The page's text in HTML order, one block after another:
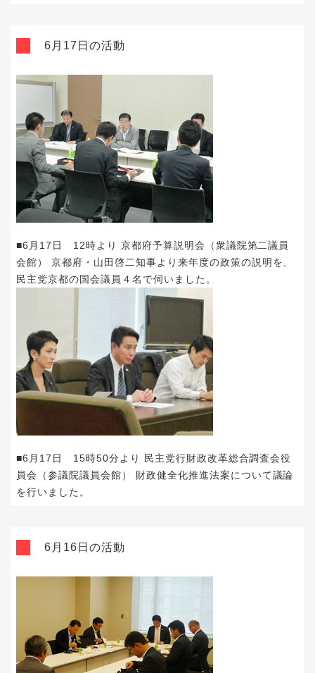
6月17日の活動
■6月17日 12時より 京都府予算説明会（衆議院第二議員
会館） 京都府・山田啓二知事より来年度の政策の説明を、
民主党京都の国会議員４名で伺いました。
■6月17日 15時50分より 民主党行財政改革総合調査会役
員会（参議院議員会館） 財政健全化推進法案について議論
を行いました。
6月16日の活動